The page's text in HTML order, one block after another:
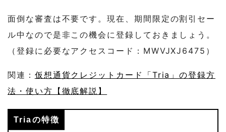
面倒な審査は不要です。現在、期間限定の割引セー
ル中なので是非この機会に登録しておきましょう。
（登録に必要なアクセスコード：MWVJXJ6475）
関連： 仮想通貨クレジットカード「Tria」の登録方
法・使い方【徹底解説】
Triaの特徴